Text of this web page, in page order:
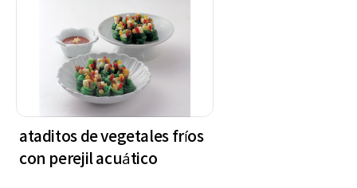
ataditos de vegetales fríos
con perejil acuático